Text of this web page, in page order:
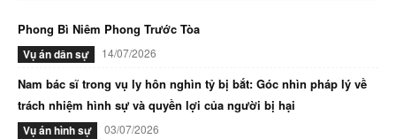
Phong Bì Niêm Phong Trước Tòa
Vụ án dân sự 14/07/2026
Nam bác sĩ trong vụ ly hôn nghìn tỷ bị bắt: Góc nhìn pháp lý về
trách nhiệm hình sự và quyền lợi của người bị hại
Vụ án hình sự 03/07/2026